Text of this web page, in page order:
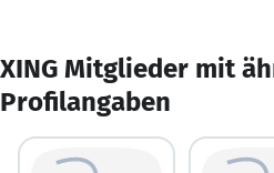
XING Mitglieder mit
Profilangaben